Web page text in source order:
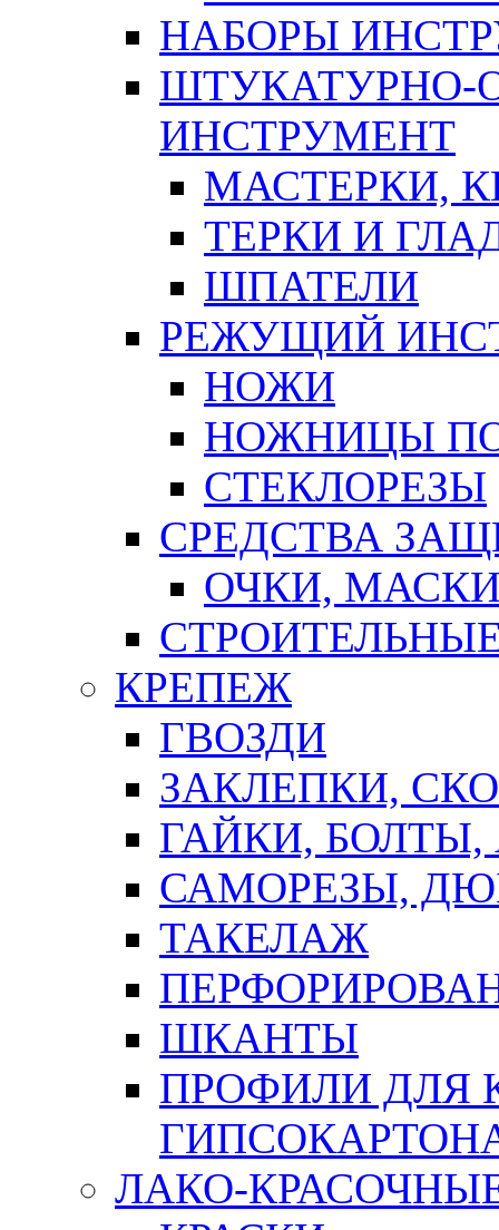
НАБОРЫ
ШТУКАТУРНО-
ИНСТРУМЕНТ
МАСТЕРКИ,
ТЕРКИ И
ШПАТЕЛИ
РЕЖУЩИЙ
НОЖИ
НОЖНИЦЫ
СТЕКЛОРЕЗЫ
СРЕДСТВА
ОЧКИ,
КРЕПЕЖ
ГВОЗДИ
ЗАКЛЕПКИ,
ГАЙКИ,
САМОРЕЗЫ,
ТАКЕЛАЖ
ШКАНТЫ
ПРОФИЛИ ДЛЯ
ЛАКО-